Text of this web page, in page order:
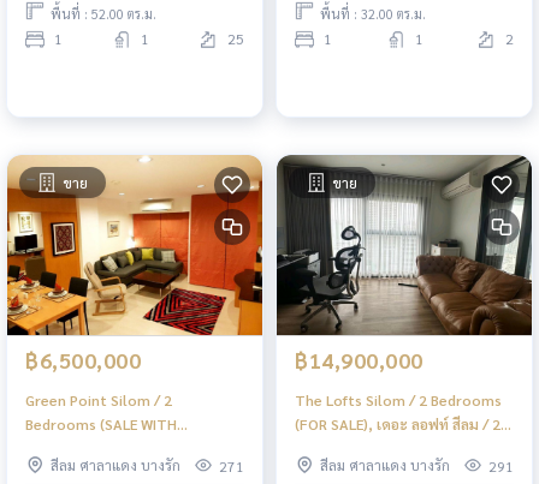
พื้นที่ : 52.00 ตร.ม.
1 1 25
พื้นที่ : 32.00 ตร.ม.
1 1 2
ขาย
฿6,500,000
Green Point Silom / 2
Bedrooms (SALE WITH
Bedrooms (ขายพร้อมผู้เช่า)
สีลม ศาลาแดง บางรัก 271
ขาย
฿14,900,000
The Lofts Silom / 2 Bedrooms
(FOR SALE), เดอะ ลอฟท์ สีลม / 2
สีลม ศาลาแดง บางรัก
291